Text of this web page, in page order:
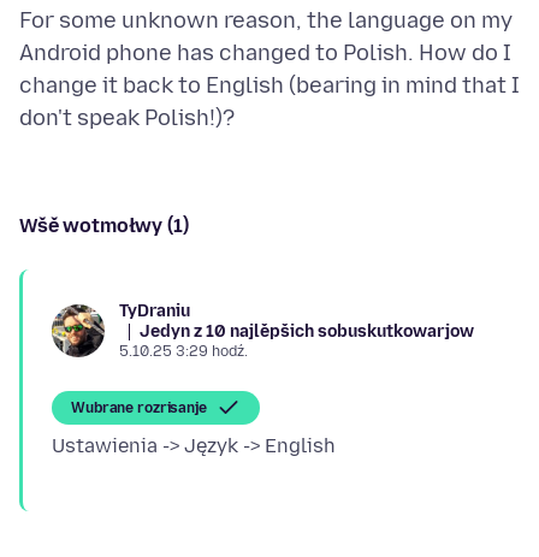
For some unknown reason, the language on my
Android phone has changed to Polish. How do I
change it back to English (bearing in mind that I
Wšě wotmołwy (1)
TyDraniu
Jedyn z 10 najlěpšich sobuskutkowarjow
5.10.25 3:29 hodź.
Wubrane rozrisanje